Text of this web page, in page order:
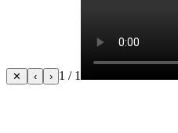
✕ ‹ › 1 / 1